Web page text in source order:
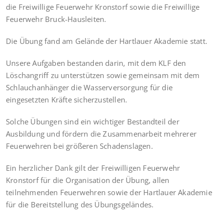
die Freiwillige Feuerwehr Kronstorf sowie die Freiwillige
Feuerwehr Bruck-Hausleiten.
Die Übung fand am Gelände der Hartlauer Akademie statt.
Unsere Aufgaben bestanden darin, mit dem KLF den
Löschangriff zu unterstützen sowie gemeinsam mit dem
Schlauchanhänger die Wasserversorgung für die
eingesetzten Kräfte sicherzustellen.
Solche Übungen sind ein wichtiger Bestandteil der
Ausbildung und fördern die Zusammenarbeit mehrerer
Feuerwehren bei größeren Schadenslagen.
Ein herzlicher Dank gilt der Freiwilligen Feuerwehr
Kronstorf für die Organisation der Übung, allen
teilnehmenden Feuerwehren sowie der Hartlauer Akademie
für die Bereitstellung des Übungsgeländes.